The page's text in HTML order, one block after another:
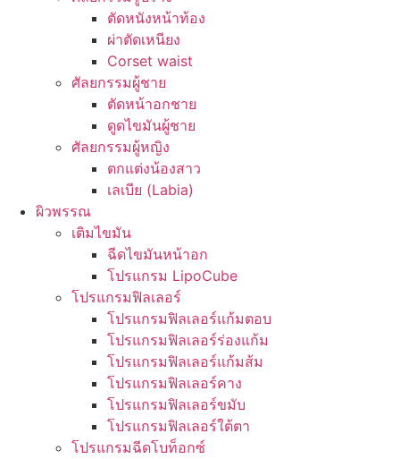
ตัดหนังหน้าท้อง
ผ่าตัดเหนียง
Corset waist
ศัลยกรรมผู้ชาย
ตัดหน้าอกชาย
ดูดไขมันผู้ชาย
ศัลยกรรมผู้หญิง
ตกแต่งน้องสาว
เลเบีย (Labia)
ผิวพรรณ
เติมไขมัน
ฉีดไขมันหน้าอก
โปรแกรม LipoCube
โปรแกรมฟิลเลอร์
โปรแกรมฟิลเลอร์แก้มตอบ
โปรแกรมฟิลเลอร์ร่องแก้ม
โปรแกรมฟิลเลอร์แก้มส้ม
โปรแกรมฟิลเลอร์คาง
โปรแกรมฟิลเลอร์ขมับ
โปรแกรมฟิลเลอร์ใต้ตา
โปรแกรมฉีดโบท็อกซ์